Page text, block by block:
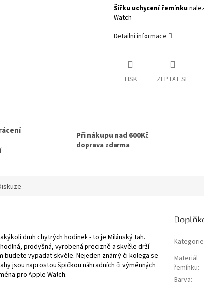
Šířku uchycení řemínku
Watch
Detailní informace
TISK ZEPTAT SE
Při nákupu nad 600Kč
doprava zdarma
druh chytrých hodinek - to je Milánský tah.
prodyšná, vyrobená precizně a skvěle drží -
budete vypadat skvěle. Nejeden známý či kolega se
jsou naprostou špičkou náhradních či výměnných
pro Apple Watch.
Kategorie
Materiál
řemínku:
Barva: